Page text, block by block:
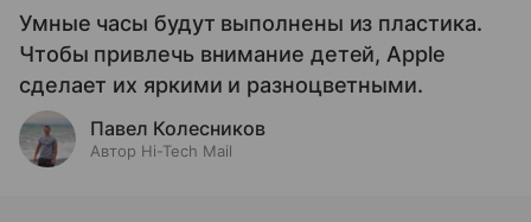
Умные часы будут выполнены из пластика.
Чтобы привлечь внимание детей, Apple
сделает их яркими и разноцветными.
Павел Колесников
Автор Hi-Tech Mail